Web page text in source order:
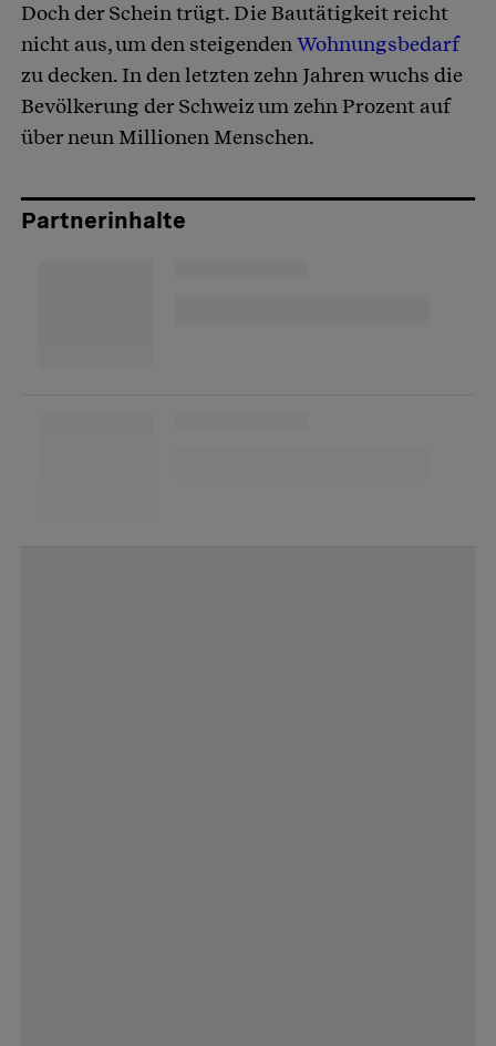
Doch der Schein trügt. Die Bautätigkeit reicht
nicht aus, um den steigendenWohnungsbedarf
zu decken. In den letzten zehn Jahren wuchs die
Bevölkerung der Schweiz um zehn Prozent auf
über neun Millionen Menschen.
Partnerinhalte